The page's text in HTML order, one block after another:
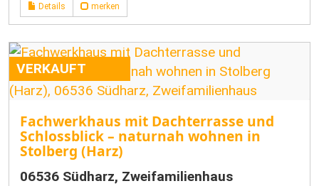
Details merken
VERKAUFT
Fachwerkhaus mit Dachterrasse und
Schlossblick – naturnah wohnen in
Stolberg (Harz)
06536 Südharz, Zweifamilienhaus